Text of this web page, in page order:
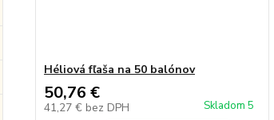
Héliová fľaša na 50 balónov
50,76 €
41,27 € bez DPH Skladom 5